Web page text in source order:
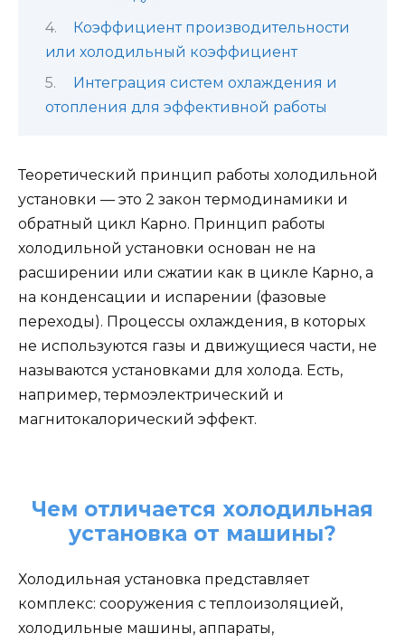
Коэффициент производительности
или холодильный коэффициент
Интеграция систем охлаждения и
отопления для эффективной работы
Теоретический принцип работы холодильной
установки — это 2 закон термодинамики и
обратный цикл Карно. Принцип работы
холодильной установки основан не на
расширении или сжатии как в цикле Карно, а
на конденсации и испарении (фазовые
переходы). Процессы охлаждения, в которых
не используются газы и движущиеся части, не
называются установками для холода. Есть,
например, термоэлектрический и
магнитокалорический эффект.
Чем отличается холодильная
установка от машины?
Холодильная установка представляет
комплекс: сооружения с теплоизоляцией,
холодильные машины, аппараты,